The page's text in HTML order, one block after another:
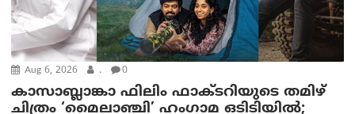
Aug 6, 2026 . 0
കാസാബ്ലാങ്കാ ഫിലിം ഫാക്ടറിയുടെ തമിഴ്
ചിത്രം ‘മൈലാഞ്ചി’ ഹംഗാമ ഒടിടിയിൽ;